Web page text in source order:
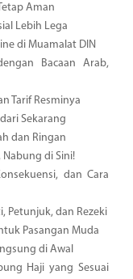
Aman
Lebih Lega
di Muamalat DIN
Bacaan Arab,
Tarif Resminya
Sekarang
dan Ringan
Nabung di Sini!
dan Cara
Petunjuk, dan Rezeki
Pasangan Muda
di Awal
Haji yang Sesuai